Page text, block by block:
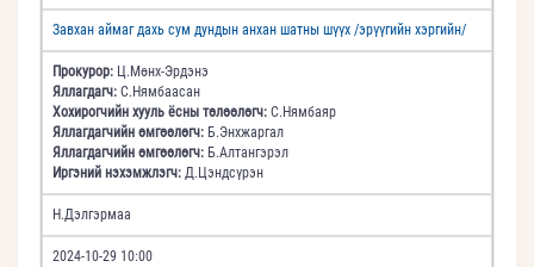
Завхан аймаг дахь сум дундын анхан шатны шүүх /эрүүгийн хэргийн/
Прокурор: Ц.Мөнх-Эрдэнэ
Яллагдагч: С.Нямбаасан
Хохирогчийн хууль ёсны төлөөлөгч: С.Нямбаяр
Яллагдагчийн өмгөөлөгч: Б.Энхжаргал
Яллагдагчийн өмгөөлөгч: Б.Алтангэрэл
Иргэний нэхэмжлэгч: Д.Цэндсүрэн
Н.Дэлгэрмаа
2024-10-29 10:00